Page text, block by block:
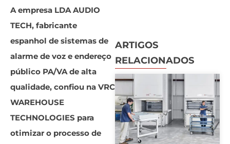
A empresa LDA AUDIO
TECH, fabricante
espanhol de sistemas de
alarme de voz e endereço
público PA/VA de alta
qualidade, confiou na VRC
WAREHOUSE
TECHNOLOGIES para
otimizar o processo de
ARTIGOS
RELACIONADOS